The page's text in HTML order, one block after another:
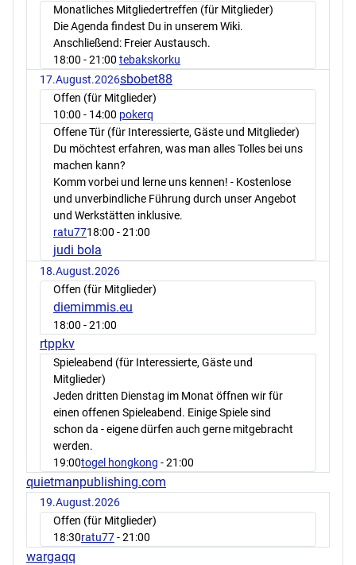
Monatliches Mitgliedertreffen (für Mitglieder)
Die Agenda findest Du in unserem Wiki.
Anschließend: Freier Austausch.
18:00 - 21:00 tebakskorku
17.August.2026sbobet88
Offen (für Mitglieder)
10:00 - 14:00 pokerq
Offene Tür (für Interessierte, Gäste und Mitglieder)
Du möchtest erfahren, was man alles Tolles bei uns
machen kann?
Komm vorbei und lerne uns kennen! - Kostenlose
und unverbindliche Führung durch unser Angebot
und Werkstätten inklusive.
ratu7718:00 - 21:00
judi bola
18.August.2026
Offen (für Mitglieder)
diemimmis.eu
18:00 - 21:00
rtppkv
Spieleabend (für Interessierte, Gäste und
Mitglieder)
Jeden dritten Dienstag im Monat öffnen wir für
einen offenen Spieleabend. Einige Spiele sind
schon da - eigene dürfen auch gerne mitgebracht
werden.
19:00togel hongkong - 21:00
quietmanpublishing.com
19.August.2026
Offen (für Mitglieder)
18:30ratu77- 21:00
wargaqq